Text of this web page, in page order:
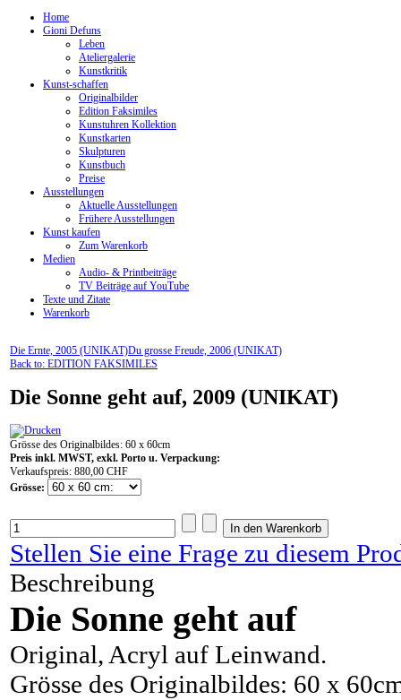
Home
Gioni Defuns
Leben
Ateliergalerie
Kunstkritik
Kunst-schaffen
Originalbilder
Edition Faksimiles
Kunstuhren Kollektion
Kunstkarten
Skulpturen
Kunstbuch
Preise
Ausstellungen
Aktuelle Ausstellungen
Frühere Ausstellungen
Kunst kaufen
Zum Warenkorb
Medien
Audio- & Printbeiträge
TV Beiträge auf YouTube
Texte und Zitate
Warenkorb
Die Ernte, 2005 (UNIKAT)Du grosse Freude, 2006 (UNIKAT)
Back to: EDITION FAKSIMILES
Die Sonne geht auf, 2009 (UNIKAT)
Grösse des Originalbildes: 60 x 60cm
Preis inkl. MWST, exkl. Porto u. Verpackung:
Verkaufspreis: 880,00 CHF
Grösse:
Stellen Sie eine Frage zu diesem
Beschreibung
Die Sonne geht auf
Original, Acryl auf Leinwand.
Grösse des Originalbildes: 60 x